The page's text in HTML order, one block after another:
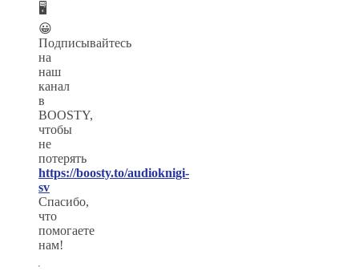
🖥
😀
Подписывайтесь
на
наш
канал
в
BOOSTY,
чтобы
не
потерять
https://boosty.to/audioknigi-
sv
Спасибо,
что
помогаете
нам!